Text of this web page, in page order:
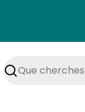
Rechercher